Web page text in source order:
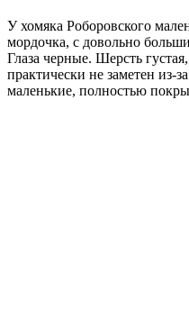
У хомяка Роборовского
мордочка, с довольно
Глаза черные. Шерсть
практически не заметен из-
маленькие, полностью